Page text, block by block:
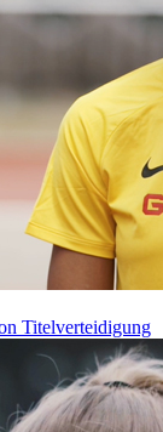
Titelverteidigung